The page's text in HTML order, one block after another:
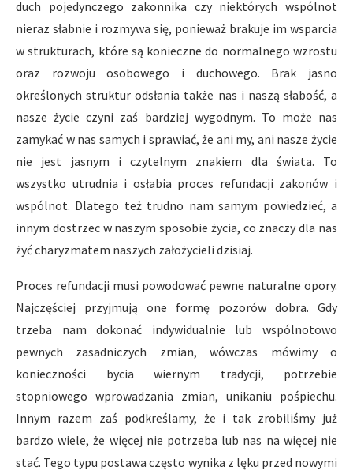
duch pojedynczego zakonnika czy niektórych wspólnot
nieraz słabnie i rozmywa się, ponieważ brakuje im wsparcia
w strukturach, które są konieczne do normalnego wzrostu
oraz rozwoju osobowego i duchowego. Brak jasno
określonych struktur odsłania także nas i naszą słabość, a
nasze życie czyni zaś bardziej wygodnym. To może nas
zamykać w nas samych i sprawiać, że ani my, ani nasze życie
nie jest jasnym i czytelnym znakiem dla świata. To
wszystko utrudnia i osłabia proces refundacji zakonów i
wspólnot. Dlatego też trudno nam samym powiedzieć, a
innym dostrzec w naszym sposobie życia, co znaczy dla nas
żyć charyzmatem naszych założycieli dzisiaj.
Proces refundacji musi powodować pewne naturalne opory.
Najczęściej przyjmują one formę pozorów dobra. Gdy
trzeba nam dokonać indywidualnie lub wspólnotowo
pewnych zasadniczych zmian, wówczas mówimy o
konieczności bycia wiernym tradycji, potrzebie
stopniowego wprowadzania zmian, unikaniu pośpiechu.
Innym razem zaś podkreślamy, że i tak zrobiliśmy już
bardzo wiele, że więcej nie potrzeba lub nas na więcej nie
stać. Tego typu postawa często wynika z lęku przed nowymi